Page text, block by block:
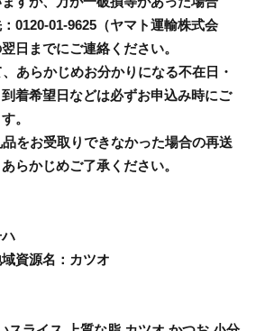
0120-01-9625（ヤマト運輸株式会
日までにご連絡ください。
あらかじめお分かりになる不在日・
着希望日などは必ずお申込み時にご
。
をお受取りできなかった場合の再送
らかじめご了承ください。
資源名：カツオ